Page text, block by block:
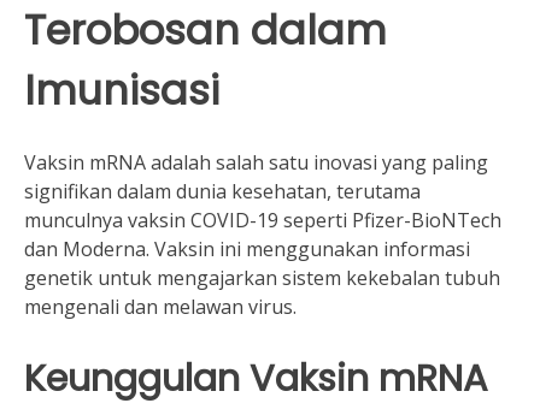
Terobosan dalam
Imunisasi
Vaksin mRNA adalah salah satu inovasi yang paling
signifikan dalam dunia kesehatan, terutama
munculnya vaksin COVID-19 seperti Pfizer-BioNTech
dan Moderna. Vaksin ini menggunakan informasi
genetik untuk mengajarkan sistem kekebalan tubuh
mengenali dan melawan virus.
Keunggulan Vaksin mRNA